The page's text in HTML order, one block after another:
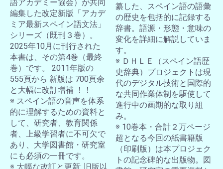
語アカデミー協会）が共同
編集した改定新版「アカデ
ミア最新スペイン語文法」
シリーズ（既刊３巻）。
2025年10月に刊行された
本書は、その第4巻（最終
巻）です。 2011年版の
555頁から 新版は 700頁余
と大幅に改訂増補 ！！
※ スペイン語の音声を体系
的に理解するための資料と
して、研究者、教育関係
者、上級学習者に不可欠で
あり、大学図書館・研究室
にも必須の一冊です。
※ 大幅な改訂と更新: 旧版以
纂した、スペイン語の語彙
の歴史を包括的に記録する
辞書。語源・形態・意味の
変化を詳細に解説していま
す。
※ ＤＨＬＥ（スペイン語歴
史辞典）プロジェクトは現
代のデジタル技術と国際的
な共同作業体制を駆使して
進行中の画期的な取り組
み。
※ 10巻本・合計２万ページ
超となる今回の紙書籍版
（印刷版）は本プロジェク
トの記念碑的な出版物。図